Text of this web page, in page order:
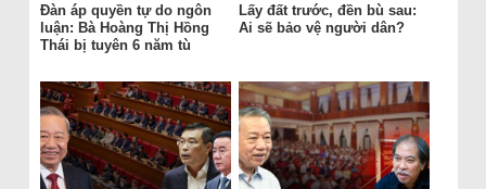
Đàn áp quyền tự do ngôn
luận: Bà Hoàng Thị Hồng
Thái bị tuyên 6 năm tù
Lấy đất trước, đền bù sau:
Ai sẽ bảo vệ người dân?